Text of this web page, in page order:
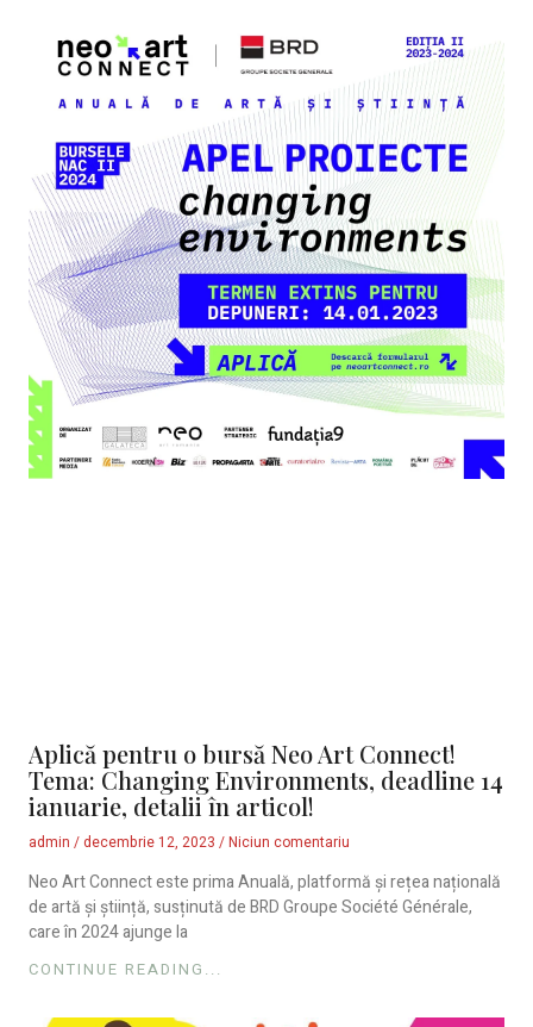
Aplică pentru o bursă Neo Art Connect!
Tema: Changing Environments, deadline 14
ianuarie, detalii în articol!
admin decembrie 12, 2023 Niciun comentariu
Neo Art Connect este prima Anuală, platformă și rețea națională
de artă și știință, susținută de BRD Groupe Société Générale,
care în 2024 ajunge la
CONTINUE READING...